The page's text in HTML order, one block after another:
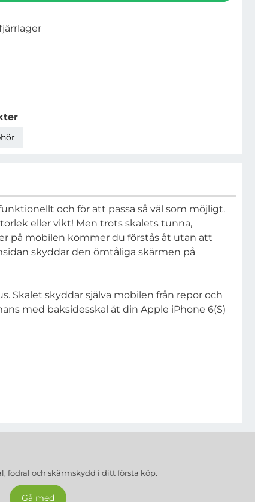
och för att passa så väl som möjligt.
eller vikt! Men trots skalets tunna,
på mobilen kommer du förstås åt utan att
skyddar den ömtåliga skärmen på
Skalet skyddar själva mobilen från repor och
med baksidesskal åt din Apple iPhone 6(S)
fodral och skärmskydd i ditt första köp.